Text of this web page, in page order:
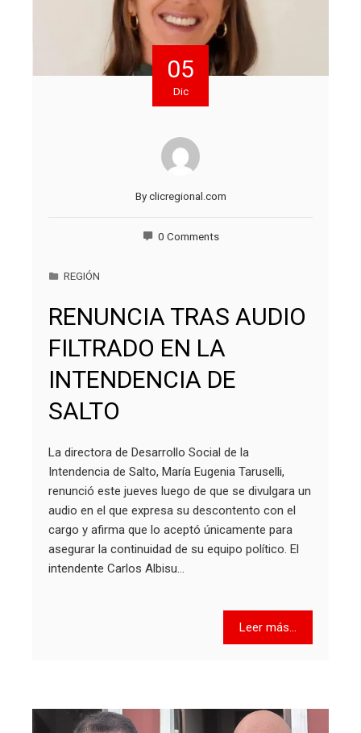
05
Dic
Byclicregional.com
0 Comments
REGIÓN
RENUNCIA TRAS AUDIO
FILTRADO EN LA
INTENDENCIA DE
SALTO
La directora de Desarrollo Social de la
Intendencia de Salto, María Eugenia Taruselli,
renunció este jueves luego de que se divulgara un
audio en el que expresa su descontento con el
cargo y afirma que lo aceptó únicamente para
asegurar la continuidad de su equipo político. El
intendente Carlos Albisu…
Leer más...